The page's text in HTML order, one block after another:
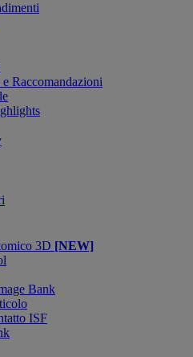
Raccomandazioni
3D [NEW]
Bank
ISF